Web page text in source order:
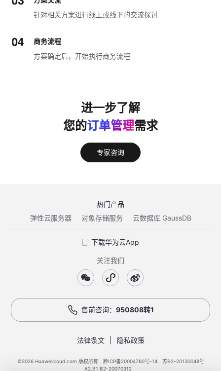
针对相关方案进行线上或线下的交流探讨
商务流程
方案确定后，开始执行商务流程
进一步了解
您的订单管理需求
专家咨询
热门产品
弹性云服务器
对象存储服务 云数据库 GaussDB
下载华为云App
关注我们
售前咨询： 950808转1
法律条文 隐私政策
©2026 Huaweicloud.com 版权所有 黔ICP备20004760号-14
苏B2-20130048号
A2.B1.B2-20070312